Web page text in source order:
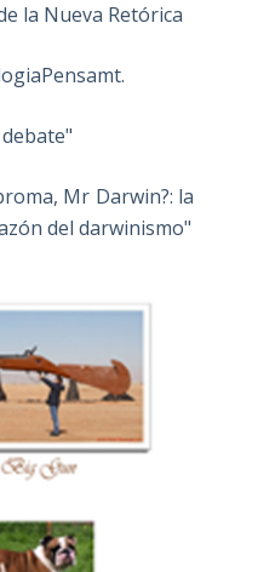
la Nueva Retórica
Mr Darwin?: la
del darwinismo"